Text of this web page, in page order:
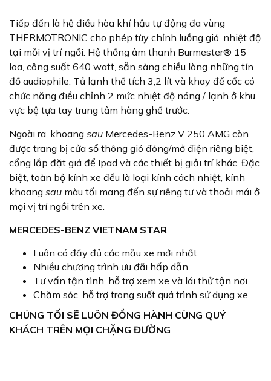
Tiếp đến là hệ điều hòa khí hậu tự động đa vùng
THERMOTRONIC cho phép tùy chỉnh luồng gió, nhiệt độ
tại mỗi vị trí ngồi. Hệ thống âm thanh Burmester® 15
loa, công suất 640 watt, sẵn sàng chiều lòng những tín
đồ audiophile. Tủ lạnh thể tích 3,2 lít và khay để cốc có
chức năng điều chỉnh 2 mức nhiệt độ nóng / lạnh ở khu
vực bệ tựa tay trung tâm hàng ghế trước.
Ngoài ra, khoang sau Mercedes-Benz V 250 AMG còn
được trang bị cửa sổ thông gió đóng/mở điện riêng biệt,
cổng lắp đặt giá để Ipad và các thiết bị giải trí khác. Đặc
biệt, toàn bộ kính xe đều là loại kính cách nhiệt, kính
khoang sau màu tối mang đến sự riêng tư và thoải mái ở
mọi vị trí ngồi trên xe.
MERCEDES-BENZ VIETNAM STAR
Luôn có đầy đủ các mẫu xe mới nhất.
Nhiều chương trình ưu đãi hấp dẫn.
Tư vấn tận tình, hỗ trợ xem xe và lái thử tận nơi.
Chăm sóc, hỗ trợ trong suốt quá trình sử dụng xe.
CHÚNG TỐI SẼ LUÔN ĐỒNG HÀNH CÙNG QUÝ
KHÁCH TRÊN MỌI CHẶNG ĐƯỜNG